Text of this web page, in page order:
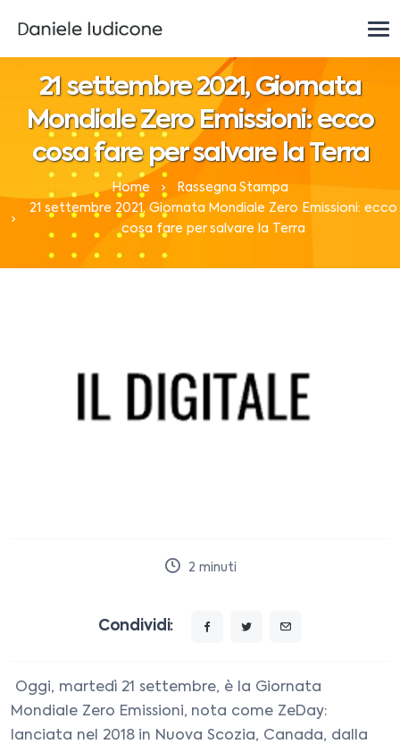
21 settembre 2021, Giornata
Mondiale Zero Emissioni: ecco
cosa fare per salvare la Terra
Home
Rassegna Stampa
21 settembre 2021, Giornata Mondiale Zero Emissioni: ecco
cosa fare per salvare la Terra
2 minuti
Condividi:
Oggi, martedì 21 settembre, è la Giornata
Mondiale Zero Emissioni, nota come ZeDay:
lanciata nel 2018 in Nuova Scozia, Canada, dalla